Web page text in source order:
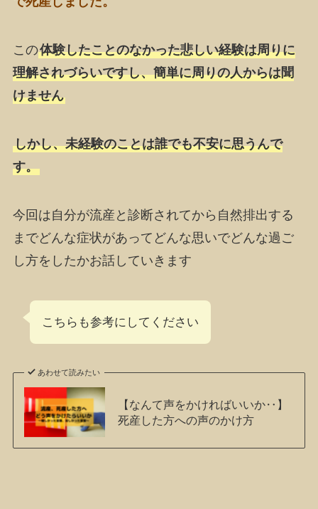
この体験したことのなかった悲しい経験は周りに
理解されづらいですし、簡単に周りの人からは聞
けません
しかし、未経験のことは誰でも不安に思うんで
す。
今回は自分が流産と診断されてから自然排出する
までどんな症状があってどんな思いでどんな過ご
し方をしたかお話していきます
こちらも参考にしてください
あわせて読みたい
【なんて声をかければいいか‥】
死産した方への声のかけ方